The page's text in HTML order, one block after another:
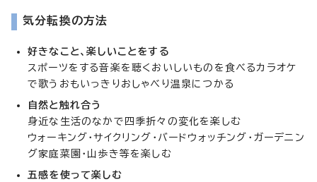
気分転換の方法
好きなこと、楽しいことをする
スポーツをする音楽を聴くおいしいものを食べるカラオケ
で歌うおもいっきりおしゃべり温泉につかる
自然と触れ合う
身近な生活のなかで四季折々の変化を楽しむ
ウォーキング・サイクリング・バードウォッチング・ガーデニン
グ家庭菜園・山歩き等を楽しむ
五感を使って楽しむ